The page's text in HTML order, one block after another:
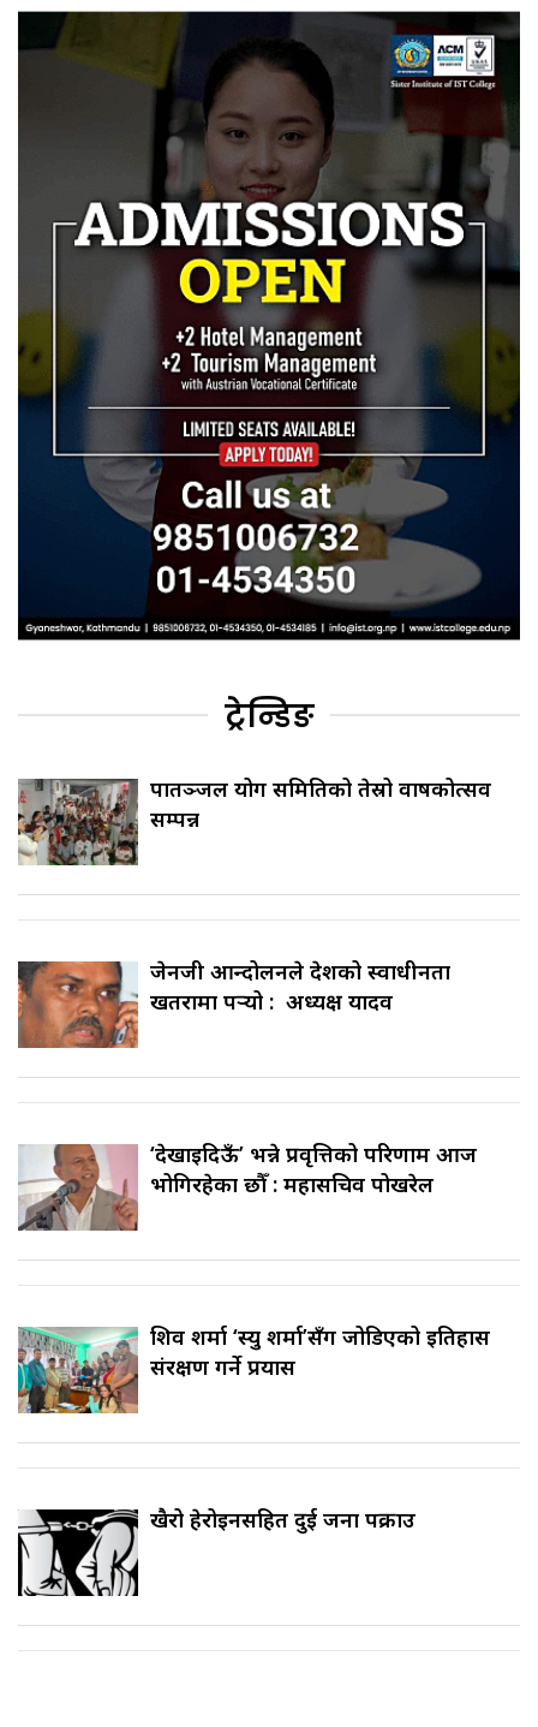
ट्रेन्डिङ
पातञ्जल योग समितिको तेस्रो वार्षिकोत्सव
सम्पन्न
जेनजी आन्दोलनले देशको स्वाधीनता
खतरामा पर्‍यो : अध्यक्ष यादव
‘देखाइदिऊँ’ भन्ने प्रवृत्तिको परिणाम आज
भोगिरहेका छौँ : महासचिव पोखरेल
शिव शर्मा ‘स्यु शर्मा’सँग जोडिएको इतिहास
संरक्षण गर्ने प्रयास
खैरो हेरोइनसहित दुई जना पक्राउ